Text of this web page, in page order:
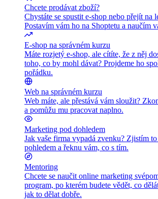
Chcete prodávat zboží?
Chystáte se spustit e-shop nebo přejít na
Postavím vám ho na Shoptetu a naučím
E-shop na správném kurzu
Máte rozjetý e-shop, ale cítíte, že z něj
toho, co by mohl dávat? Projdeme ho
pořádku.
Web na správném kurzu
Web máte, ale přestává vám sloužit?
a pomůžu mu pracovat naplno.
Marketing pod dohledem
Jak vaše firma vypadá zvenku? Zjistím
pohledem a řeknu vám, co s tím.
Mentoring
Chcete se naučit online marketing
program, po kterém budete vědět, co
jak to dělat dobře.